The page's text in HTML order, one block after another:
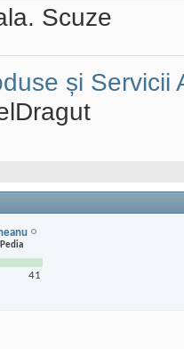
Scuze
și Servicii
41